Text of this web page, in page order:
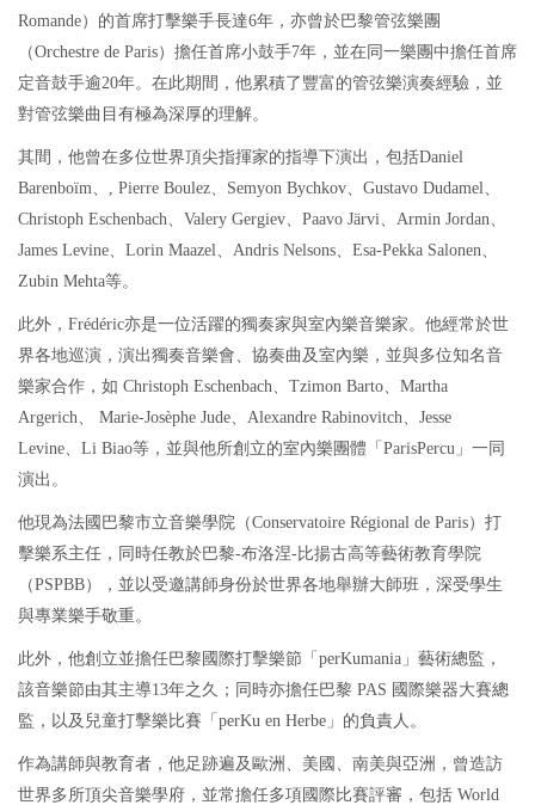
Romande）的首席打擊樂手長達6年，亦曾於巴黎管弦樂團
（Orchestre de Paris）擔任首席小鼓手7年，並在同一樂團中擔任首席
定音鼓手逾20年。在此期間，他累積了豐富的管弦樂演奏經驗，並
對管弦樂曲目有極為深厚的理解。
其間，他曾在多位世界頂尖指揮家的指導下演出，包括Daniel
Barenboïm、, Pierre Boulez、Semyon Bychkov、Gustavo Dudamel、
Christoph Eschenbach、Valery Gergiev、Paavo Järvi、Armin Jordan、
James Levine、Lorin Maazel、Andris Nelsons、Esa-Pekka Salonen、
Zubin Mehta等。
此外，Frédéric亦是一位活躍的獨奏家與室內樂音樂家。他經常於世
界各地巡演，演出獨奏音樂會、協奏曲及室內樂，並與多位知名音
樂家合作，如 Christoph Eschenbach、Tzimon Barto、Martha
Argerich、 Marie-Josèphe Jude、Alexandre Rabinovitch、Jesse
Levine、Li Biao等，並與他所創立的室內樂團體「ParisPercu」一同
演出。
他現為法國巴黎市立音樂學院（Conservatoire Régional de Paris）打
擊樂系主任，同時任教於巴黎-布洛涅-比揚古高等藝術教育學院
（PSPBB），並以受邀講師身份於世界各地舉辦大師班，深受學生
與專業樂手敬重。
此外，他創立並擔任巴黎國際打擊樂節「perKumania」藝術總監，
該音樂節由其主導13年之久；同時亦擔任巴黎 PAS 國際樂器大賽總
監，以及兒童打擊樂比賽「perKu en Herbe」的負責人。
作為講師與教育者，他足跡遍及歐洲、美國、南美與亞洲，曾造訪
世界多所頂尖音樂學府，並常擔任多項國際比賽評審，包括 World